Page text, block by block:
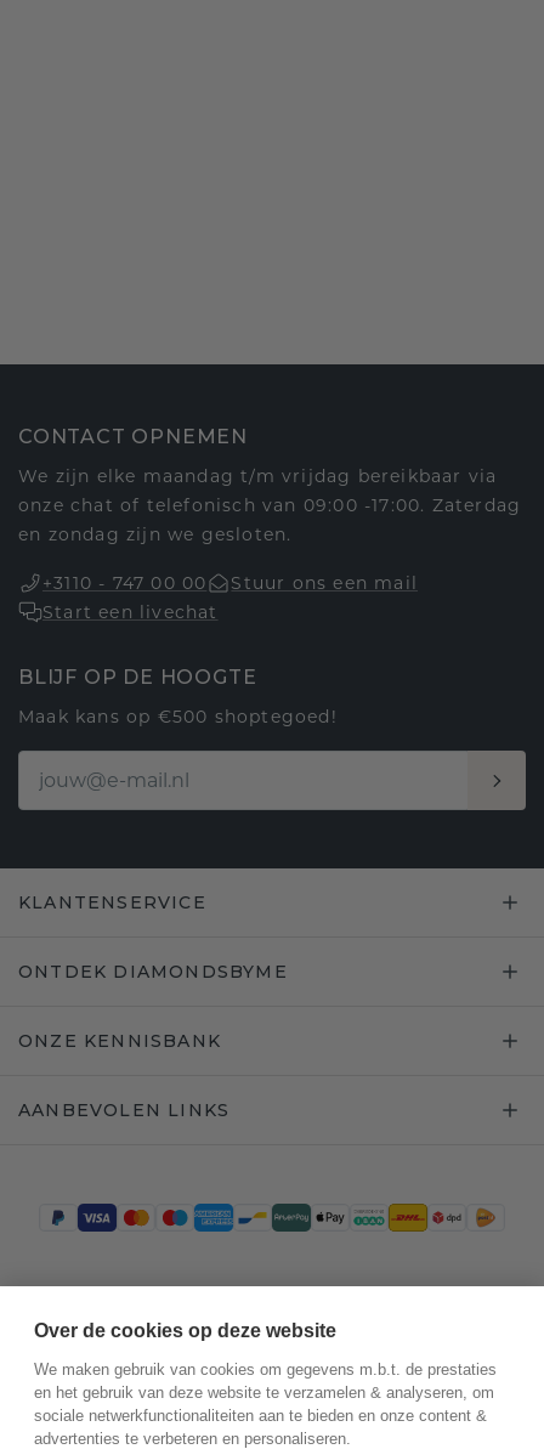
CONTACT OPNEMEN
We zijn elke maandag t/m vrijdag bereikbaar via
onze chat of telefonisch van 09:00 -17:00. Zaterdag
en zondag zijn we gesloten.
+3110 - 747 00 00
Stuur ons een mail
Start een livechat
BLIJF OP DE HOOGTE
Maak kans op €500 shoptegoed!
KLANTENSERVICE
ONTDEK DIAMONDSBYME
ONZE KENNISBANK
AANBEVOLEN LINKS
Over de cookies op deze website
We maken gebruik van cookies om gegevens m.b.t. de prestaties
en het gebruik van deze website te verzamelen & analyseren, om
sociale netwerkfunctionaliteiten aan te bieden en onze content &
advertenties te verbeteren en personaliseren.